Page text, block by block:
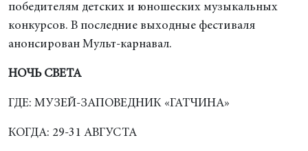
победителям детских и юношеских музыкальных
конкурсов. В последние выходные фестиваля
анонсирован Мульт-карнавал.
НОЧЬ СВЕТА
ГДЕ: МУЗЕЙ-ЗАПОВЕДНИК «ГАТЧИНА»
КОГДА: 29-31 АВГУСТА